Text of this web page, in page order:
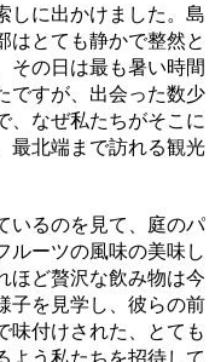
しに出かけました。島
はとても静かで整然と
その日は最も暑い時間
ですが、出会った数少
、なぜ私たちがそこに
最北端まで訪れる観光
いるのを見て、庭のパ
ルーツの風味の美味し
ほど贅沢な飲み物は今
子を見学し、彼らの前
味付けされた、とても